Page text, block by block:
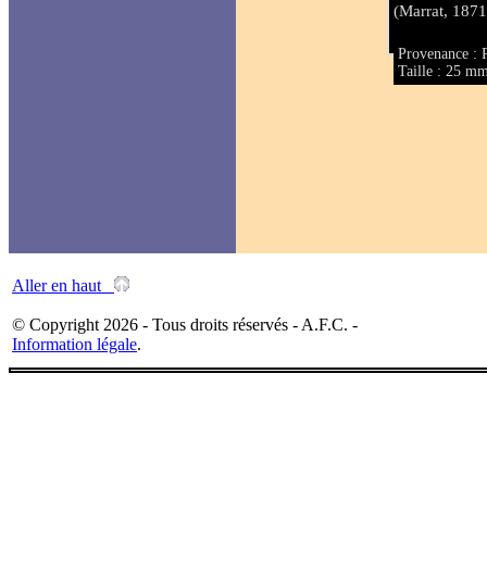
(Marrat,
Provenance :
Taille : 25
Aller en haut
© Copyright 2026 - Tous droits réservés - A.F.C. -
Information légale.